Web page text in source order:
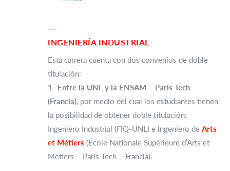
INGENIERÍA INDUSTRIAL
Esta carrera cuenta con dos convenios de doble
titulación:
1- Entre la UNL y la ENSAM – Paris Tech
(Francia), por medio del cual los estudiantes tienen
la posibilidad de obtener doble titulación:
Ingeniero Industrial (FIQ-UNL) e Ingeniero de Arts
et Métiers (École Nationale Supérieure d’Arts et
Métiers – Paris Tech – Francia).